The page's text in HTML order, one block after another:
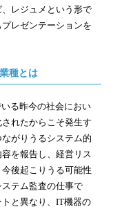
レジュメという形で
レゼンテーションを
種とは
る昨今の社会におい
れたからこそ発生す
がりうるシステム的
を報告し、経営リス
後起こりうる可能性
テム監査の仕事で
と異なり、IT機器の